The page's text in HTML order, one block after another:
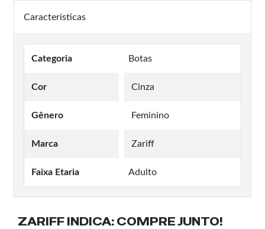
Características
Categoria Botas
Cor Cinza
Gênero Feminino
Marca Zariff
Faixa Etaria Adulto
ZARIFF INDICA: COMPRE JUNTO!